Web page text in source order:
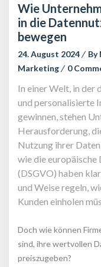
Wie
in die
bewegen
24. August 2024 By
Marketing
0
In einer Welt, in
und personalisierte
gewinnen, stehen
Herausforderung,
Nutzung ihrer
wie die
(DSGVO) haben
und Weise regeln,
Kunden einholen
Doch wie können
ind, ihre wertvollen
preiszugeben?